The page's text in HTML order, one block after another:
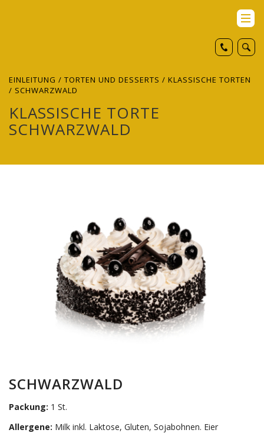
EINLEITUNG / TORTEN UND DESSERTS / KLASSISCHE TORTEN
/ SCHWARZWALD
KLASSISCHE TORTE
SCHWARZWALD
SCHWARZWALD
Packung: 1 St.
Allergene: Milk inkl. Laktose, Gluten, Sojabohnen. Eier